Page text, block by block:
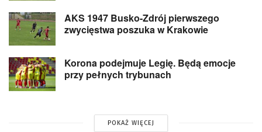
AKS 1947 Busko-Zdrój pierwszego
zwycięstwa poszuka w Krakowie
Korona podejmuje Legię. Będą emocje
przy pełnych trybunach
POKAŻ WIĘCEJ